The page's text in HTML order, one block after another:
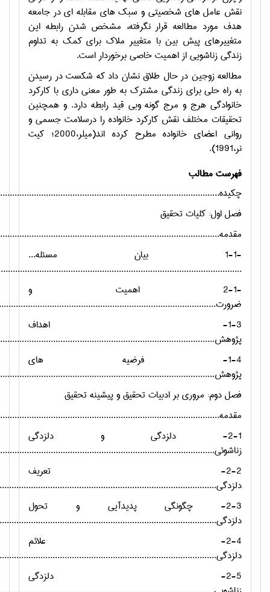
نقش عامل های شخصیتی و سبک های مقابله ای در جامعه
هدف مورد مطالعه قرار نگرفته، مشخص شدن رابطه این
متغییرهای پیش بین با متغییر ملاک برای کمک به تداوم
زندگی زناشویی از اهمیت خاصی برخوردار است.
مطالعه زوجین در حال طلاق نشان داد که شکست در رسیدن
به راه حلی برای زندگی مشترک به طور معنی داری با کارکرد
خانوادگی هرج و مرج گونه وبی قید رابطه دارد. و همچنین
تحقیقات مختلف نقش کارکرد خانواده را درسلامت جسمی و
روانی اعضای خانواده مطرح کرده اند(میلر،2000؛ کیت
نر،1991).
فهرست مطالب
فصل اول: کلیات تحقیق
-1-1 بیان مسئله...
-2-1 اهمیت و
1-3-
اهداف
1-4- فرضیه های
فصل دوم: مروري بر ادبیات تحقیق و پیشینه تحقیق
2-1- دلزدگی و دلزدگی
2-2- تعریف
2-3- چگونگی پدیدآیی و تحول
2-4- علائم
2-5- دلزدگی